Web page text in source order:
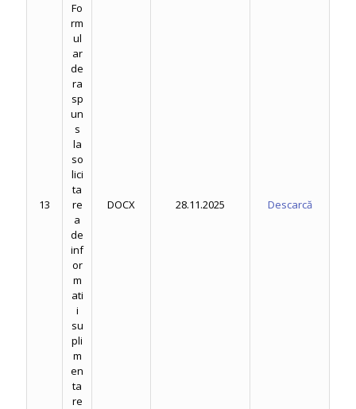
13
Fo
rm
ul
ar
de
ra
sp
un
s
la
so
lici
ta
re
a
de
inf
or
m
ati
i
su
pli
m
en
ta
re
DOCX 28.11.2025 Descarcă